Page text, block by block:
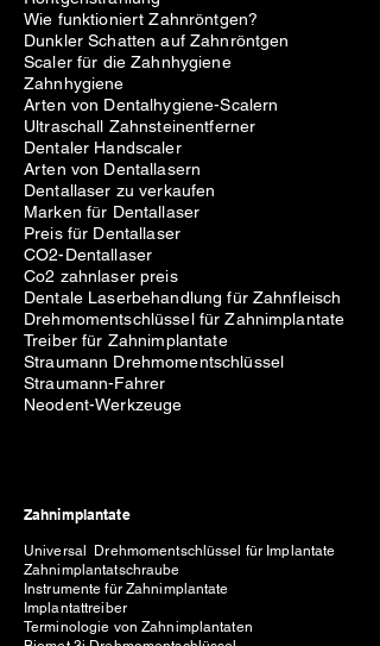
Wie funktioniert Zahnröntgen?
Dunkler Schatten auf Zahnröntgen
Scaler für die Zahnhygiene
Zahnhygiene
Arten von Dentalhygiene-Scalern
Ultraschall Zahnsteinentferner
Dentaler Handscaler
Arten von Dentallasern
Dentallaser zu verkaufen
Marken für Dentallaser
Preis für Dentallaser
CO2-Dentallaser
Co2 zahnlaser preis
Dentale Laserbehandlung für Zahnfleisch
Drehmomentschlüssel für Zahnimplantate
Treiber für Zahnimplantate
Straumann Drehmomentschlüssel
Straumann-Fahrer
Neodent-Werkzeuge
Zahnimplantate
Universal Drehmomentschlüssel für Implantate
Zahnimplantatschraube
Instrumente für Zahnimplantate
Implantattreiber
Terminologie von Zahnimplantaten